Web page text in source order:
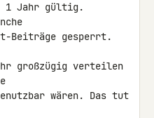
1 Jahr gültig.
Beiträge gesperrt.
großzügig verteilen
wären. Das tut